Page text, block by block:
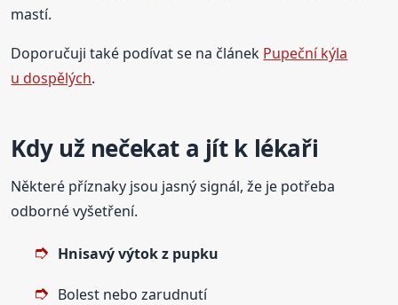
mastí.
Doporučuji také podívat se na článek Pupeční kýla
u dospělých.
Kdy už nečekat a jít k lékaři
Některé příznaky jsou jasný signál, že je potřeba
odborné vyšetření.
Hnisavý výtok z pupku
Bolest nebo zarudnutí